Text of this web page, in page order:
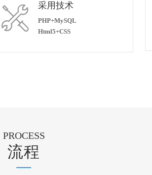
 采用技术
PHP+MySQL
Html5+CSS
PROCESS
流程